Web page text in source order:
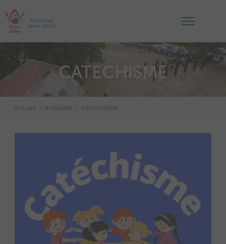
CATECHISME
Accueil Actualités CATECHISME